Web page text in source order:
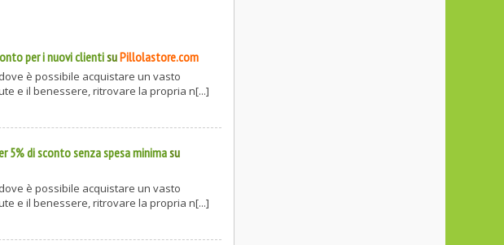
per i nuovi clientisuPillolastore.com
è possibile acquistare un vasto
e il benessere, ritrovare la propria n[...]
5% di sconto senza spesa minimasu
è possibile acquistare un vasto
e il benessere, ritrovare la propria n[...]